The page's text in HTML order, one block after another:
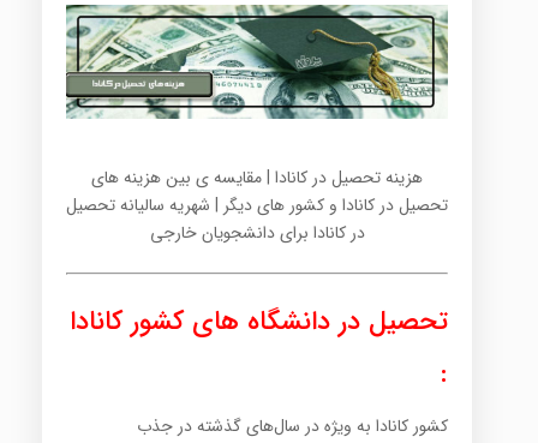
هزینه تحصیل در کانادا | مقایسه ی بین هزینه های
تحصیل در کانادا و کشور های دیگر | شهریه سالیانه تحصیل
در کانادا برای دانشجویان خارجی
تحصیل در دانشگاه های کشور کانادا
:
کشور کانادا به ویژه در سال‌های گذشته در جذب